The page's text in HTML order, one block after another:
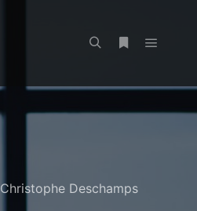
Christophe Deschamps